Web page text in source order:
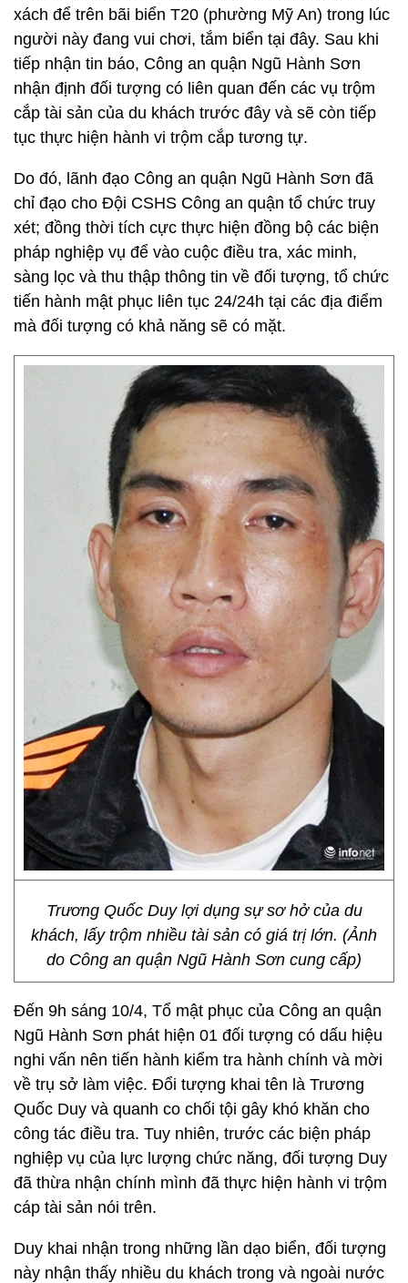
xách để trên bãi biển T20 (phường Mỹ An) trong lúc
người này đang vui chơi, tắm biển tại đây. Sau khi
tiếp nhận tin báo, Công an quận Ngũ Hành Sơn
nhận định đối tượng có liên quan đến các vụ trộm
cắp tài sản của du khách trước đây và sẽ còn tiếp
tục thực hiện hành vi trộm cắp tương tự.
Do đó, lãnh đạo Công an quận Ngũ Hành Sơn đã
chỉ đạo cho Đội CSHS Công an quận tổ chức truy
xét; đồng thời tích cực thực hiện đồng bộ các biện
pháp nghiệp vụ để vào cuộc điều tra, xác minh,
sàng lọc và thu thập thông tin về đối tượng, tổ chức
tiến hành mật phục liên tục 24/24h tại các địa điểm
mà đối tượng có khả năng sẽ có mặt.
Trương Quốc Duy lợi dụng sự sơ hở của du
khách, lấy trộm nhiều tài sản có giá trị lớn. (Ảnh
do Công an quận Ngũ Hành Sơn cung cấp)
Đến 9h sáng 10/4, Tổ mật phục của Công an quận
Ngũ Hành Sơn phát hiện 01 đối tượng có dấu hiệu
nghi vấn nên tiến hành kiểm tra hành chính và mời
về trụ sở làm việc. Đổi tượng khai tên là Trương
Quốc Duy và quanh co chối tội gây khó khăn cho
công tác điều tra. Tuy nhiên, trước các biện pháp
nghiệp vụ của lực lượng chức năng, đối tượng Duy
đã thừa nhận chính mình đã thực hiện hành vi trộm
cáp tài sản nói trên.
Duy khai nhận trong những lần dạo biển, đối tượng
này nhận thấy nhiều du khách trong và ngoài nước